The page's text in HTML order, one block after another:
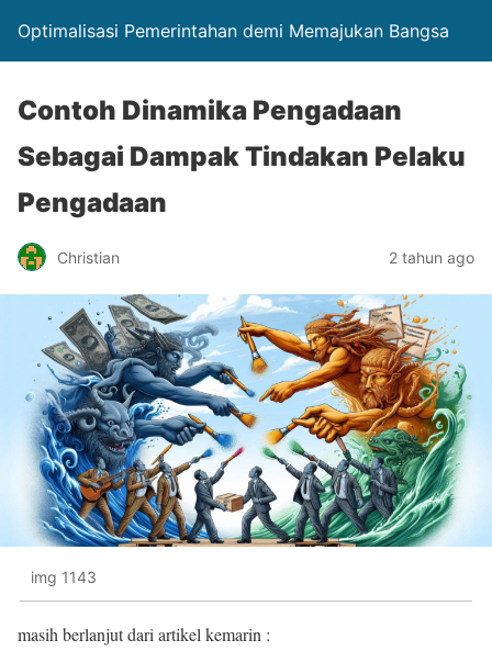
Optimalisasi Pemerintahan demi Memajukan Bangsa
Contoh Dinamika Pengadaan
Sebagai Dampak Tindakan Pelaku
Pengadaan
Christian 2 tahun ago
img 1143
masih berlanjut dari artikel kemarin :